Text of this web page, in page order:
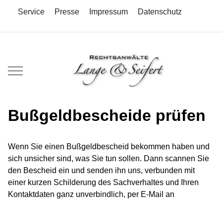
Service Presse Impressum Datenschutz
Mobile Menu Toggle
Bußgeldbescheide prüfen
Wenn Sie einen Bußgeldbescheid bekommen haben und
sich unsicher sind, was Sie tun sollen. Dann scannen Sie
den Bescheid ein und senden ihn uns, verbunden mit
einer kurzen Schilderung des Sachverhaltes und Ihren
Kontaktdaten ganz unverbindlich, per E-Mail an